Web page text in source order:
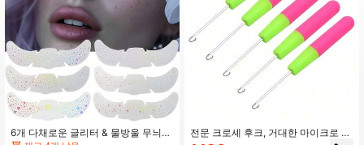
6개 다채로운 글리터 & 물방울 무늬
#1 TOP 3위
에서 여성 헤드 & 페이스 주얼리
재고 4개 남음
전문 크로셰 후크, 거대한 마이크로 브